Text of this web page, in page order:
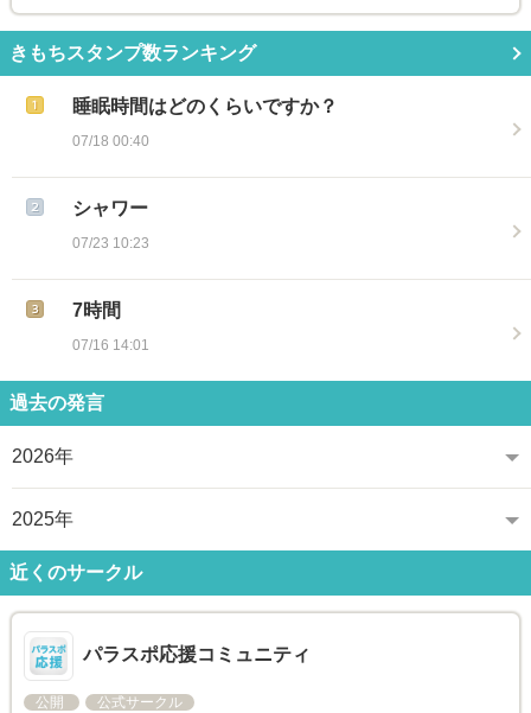
きもちスタンプ数ランキング
睡眠時間はどのくらいですか？
07/18 00:40
シャワー
07/23 10:23
7時間
07/16 14:01
過去の発言
2026年
2025年
近くのサークル
パラスポ応援コミュニティ
公開 公式サークル